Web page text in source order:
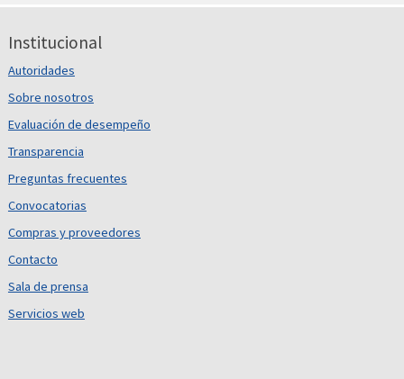
Institucional
Autoridades
Sobre nosotros
Evaluación de desempeño
Transparencia
Preguntas frecuentes
Convocatorias
Compras y proveedores
Contacto
Sala de prensa
Servicios web